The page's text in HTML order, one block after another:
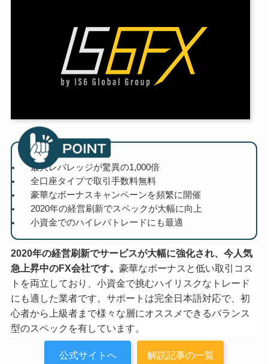
最大レバレッジが驚異の1,000倍
全口座タイプで取引手数料無料
豪華なボーナスキャンペーンを頻繁に開催
2020年の経営刷新でスペックが大幅に向上
小資金でのハイレバトレードにも最適
2020年の経営刷新でサービスが大幅に強化され、今人気
急上昇中のFX会社です。 豪華なボーナスと低い取引コス
トを両立しており、小資金で挑むハイリスクなトレード
にも適した業者です。サポートは完全日本語対応で、初
心者から上級者まで様々な層にオススメできるバランス
型のスペックを有しています。
公式サイトへ
解説記事の一覧